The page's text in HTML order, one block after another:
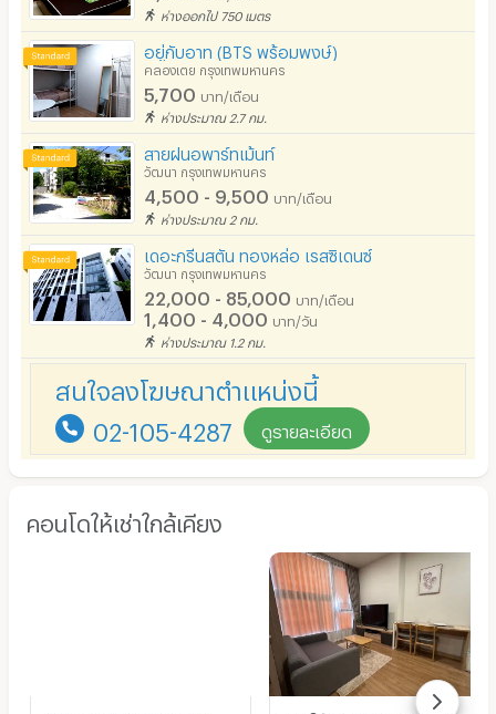
ห่างออกไป 750 เมตร
อยู่กับอาท (BTS พร้อมพงษ์)
คลองเตย กรุงเทพมหานคร
5,700 บาท/เดือน
ห่างประมาณ 2.7 กม.
สายฝนอพาร์ทเม้นท์
วัฒนา กรุงเทพมหานคร
4,500 - 9,500 บาท/เดือน
ห่างประมาณ 2 กม.
เดอะกรีนสตัน ทองหล่อ เรสซิเดนซ์
วัฒนา กรุงเทพมหานคร
22,000 - 85,000 บาท/เดือน
1,400 - 4,000 บาท/วัน
ห่างประมาณ 1.2 กม.
สนใจลงโฆษณาตำแหน่งนี้
02-105-4287 ดูรายละเอียด
คอนโดให้เช่าใกล้เคียง